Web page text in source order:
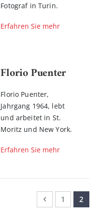
Fotograf in Turin.
Erfahren Sie mehr
Florio Puenter
Florio Puenter,
Jahrgang 1964, lebt
und arbeitet in St.
Moritz und New York.
Erfahren Sie mehr
SeiteSeite
ZurückSeite
1 Sie
2